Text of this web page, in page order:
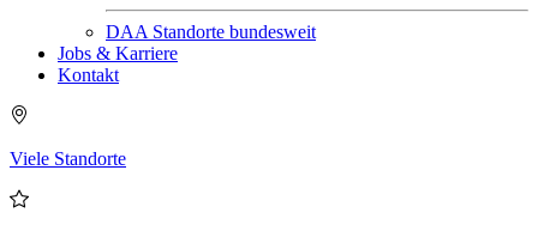
DAA Standorte bundesweit
Jobs & Karriere
Kontakt
Viele Standorte